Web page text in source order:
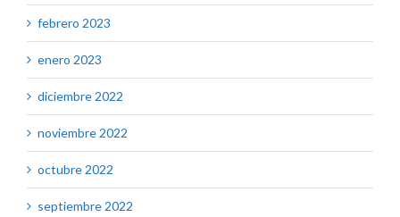
febrero 2023
enero 2023
diciembre 2022
noviembre 2022
octubre 2022
septiembre 2022